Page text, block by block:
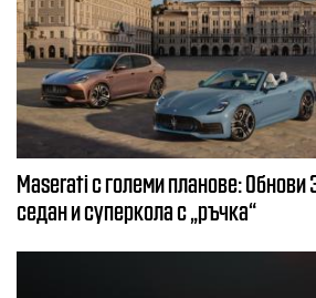
Maserati с големи планове:
седан и суперкола с „ръчка“